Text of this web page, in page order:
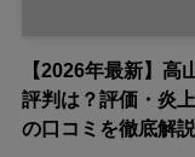
【2026年最新】高
評判は？評価・炎
の口コミを徹底解説